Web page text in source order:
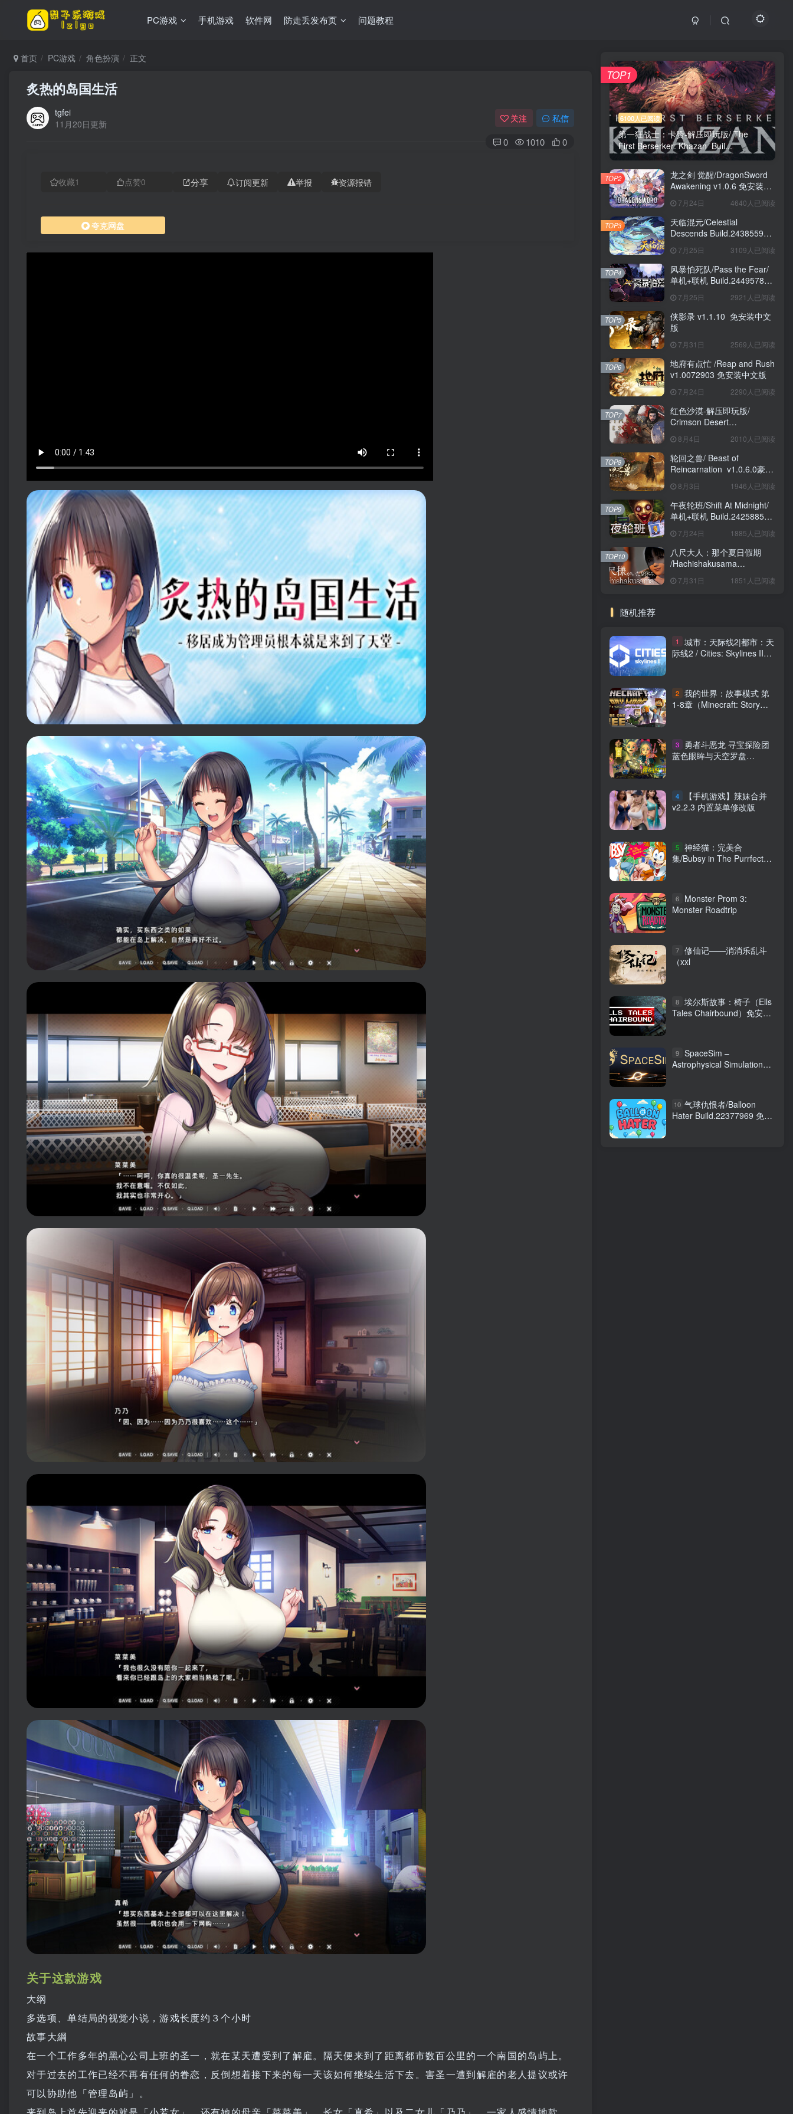
PC游戏 手机游戏 软件网 防走丢发布页 问题教程
首页 PC游戏 角色扮演 正文
炙热的岛国生活
tgfei
11月20日更新
关注 私信
0 1010 0
收藏1 点赞0 分享 订阅更新 举报 资源报错
夸克网盘
关于这款游戏
大纲
多选项、单结局的视觉小说，游戏长度约３个小时
故事大綱
在一个工作多年的黑心公司上班的圣一，就在某天遭受到了解雇。隔天便来到了距离都市数百公里的一个南国的岛屿上。
对于过去的工作已经不再有任何的眷恋，反倒想着接下来的每一天该如何继续生活下去。害圣一遭到解雇的老人提议或许
可以协助他「管理岛屿」。
6100人已阅读
第一狂战士：卡赞-解压即玩版/ The
First Berserker: Khazan Buil...
TOP1
龙之剑 觉醒/DragonSword
Awakening v1.0.6 免安装中
7月24日 4640人已阅读
TOP2
天临混元/Celestial
Descends Build.24385591
7月25日 3109人已阅读
TOP3
风暴怕死队/Pass the Fear/
单机+联机 Build.24495782
7月25日 2921人已阅读
TOP4
侠影录 v1.1.10 免安装中文
版
7月31日 2569人已阅读
TOP5
地府有点忙 /Reap and Rush
v1.0072903 免安装中文版
7月24日 2290人已阅读
TOP6
红色沙漠-解压即玩版/
Crimson Desert
安装中文版
8月4日 2010人已阅读
TOP7
轮回之兽/ Beast of
Reincarnation v1.0.6.0豪华
8月3日 1946人已阅读
TOP8
午夜轮班/Shift At Midnight/
单机+联机 Build.24258857
7月24日 1885人已阅读
TOP9
八尺大人：那个夏日假期
/Hachishakusama
版 7月31日 1851人已阅读
TOP10
随机推荐
1
城市：天际线2|都市：天
际线2 / Cities: Skylines II
2 我的世界：故事模式 第
1-8章（Minecraft: Story
3
勇者斗恶龙 寻宝探险团
蓝色眼眸与天空罗盘
4
【手机游戏】辣妹合并
v2.2.3 内置菜单修改版
5 神经猫：完美合
集/Bubsy in The Purrfect
6
Monster Prom 3:
Monster Roadtrip
7 修仙记——消消乐乱斗
（xxl
8 埃尔斯故事：椅子（Ells
Tales Chairbound）免安装
9 SpaceSim –
Astrophysical Simulation
10 气球仇恨者/Balloon
Hater Build.22377969 免安